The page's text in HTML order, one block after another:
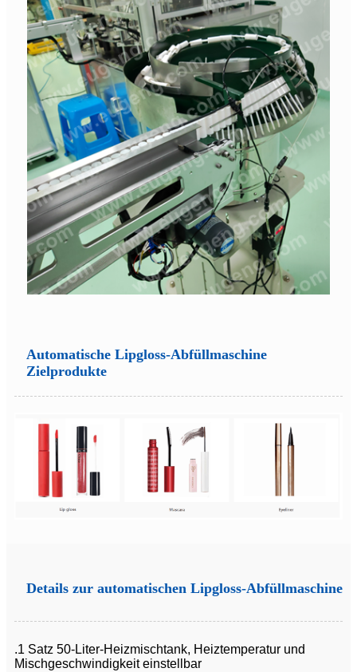
Automatische Lipgloss-Abfüllmaschine
Zielprodukte
Details zur automatischen Lipgloss-Abfüllmaschine
.1 Satz 50-Liter-Heizmischtank, Heiztemperatur und
Mischgeschwindigkeit einstellbar